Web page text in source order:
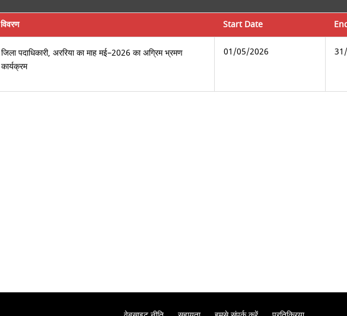
विवरण Start Date
जिला पदाधिकारी, अररिया का माह मई–2026 का अग्रिम भ्रमण
कार्यक्रम
01/05/2026